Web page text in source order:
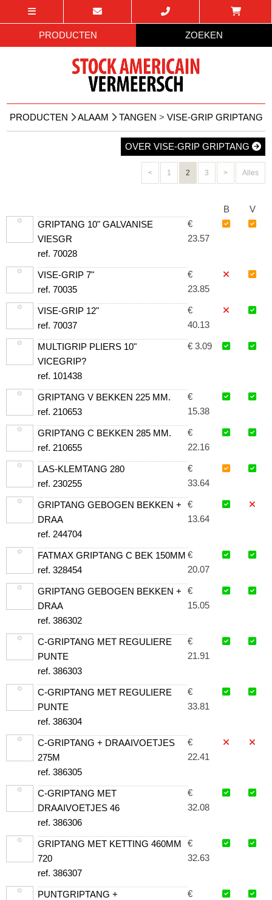
PRODUCTEN ZOEKEN
PRODUCTEN ALAAM TANGEN > VISE-GRIP GRIPTANG
OVER VISE-GRIP GRIPTANG
< 1 2 3 > Alles
V
B
GRIPTANG 10" GALVANISE
VIESGR
ref. 70028
€
23.57
VISE-GRIP 7"
ref. 70035
€
23.85
VISE-GRIP 12"
ref. 70037
€
40.13
MULTIGRIP PLIERS 10"
VICEGRIP?
ref. 101438
€ 3.09
GRIPTANG V BEKKEN 225 MM.
ref. 210653
€
15.38
GRIPTANG C BEKKEN 285 MM.
ref. 210655
€
22.16
LAS-KLEMTANG 280
ref. 230255
€
33.64
GRIPTANG GEBOGEN BEKKEN +
DRAA
ref. 244704
€
13.64
FATMAX GRIPTANG C BEK 150MM
ref. 328454
€
20.07
GRIPTANG GEBOGEN BEKKEN +
DRAA
ref. 386302
€
15.05
C-GRIPTANG MET REGULIERE
PUNTE
ref. 386303
€
21.91
C-GRIPTANG MET REGULIERE
PUNTE
ref. 386304
€
33.81
C-GRIPTANG + DRAAIVOETJES
275M
ref. 386305
€
22.41
C-GRIPTANG MET
DRAAIVOETJES 46
ref. 386306
€
32.08
GRIPTANG MET KETTING 460MM
720
ref. 386307
€
32.63
PUNTGRIPTANG +
€